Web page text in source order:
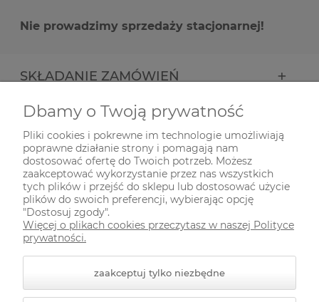
Nie prowadzimy sprzedaży stacjonarnej!
SKŁADANIE ZAMÓWIEŃ
INFORMACJE
ODWIEDŹ NAS NA
Dbamy o Twoją prywatność
Pliki cookies i pokrewne im technologie umożliwiają
poprawne działanie strony i pomagają nam
dostosować ofertę do Twoich potrzeb. Możesz
zaakceptować wykorzystanie przez nas wszystkich
tych plików i przejść do sklepu lub dostosować użycie
plików do swoich preferencji, wybierając opcję
"Dostosuj zgody".
Więcej o plikach cookies przeczytasz w naszej Polityce
prywatności.
zaakceptuj tylko niezbędne